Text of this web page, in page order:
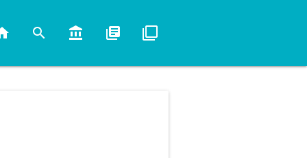
search account_balance library_books filter_none